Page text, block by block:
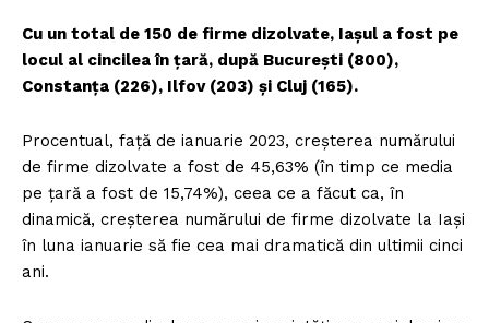
Cu un total de 150 de firme dizolvate, Iaşul a fost pe
locul al cincilea în ţară, după Bucureşti (800),
Constanţa (226), Ilfov (203) şi Cluj (165).
Procentual, faţă de ianuarie 2023, creşterea numărului
de firme dizolvate a fost de 45,63% (în timp ce media
pe ţară a fost de 15,74%), ceea ce a făcut ca, în
dinamică, creşterea numărului de firme dizolvate la Iaşi
în luna ianuarie să fie cea mai dramatică din ultimii cinci
ani.